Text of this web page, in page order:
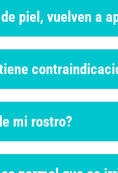
piel, vuelven a
mi rostro?